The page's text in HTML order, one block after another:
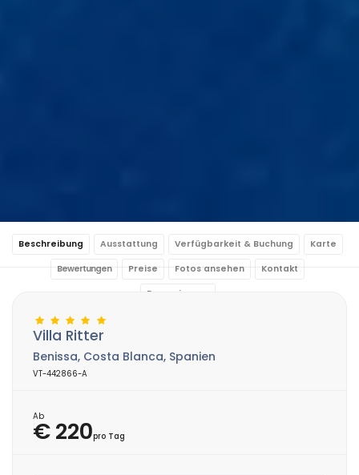
Beschreibung Ausstattung Verfügbarkeit & Buchung Karte
Bewertungen Preise Fotos ansehen Kontakt
Reservierung
Villa Ritter
Benissa, Costa Blanca, Spanien
VT-442866-A
Ab
€ 220pro Tag